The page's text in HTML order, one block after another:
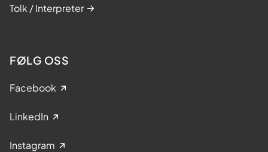
Tolk / Interpreter
FØLG OSS
Facebook
LinkedIn
Instagram